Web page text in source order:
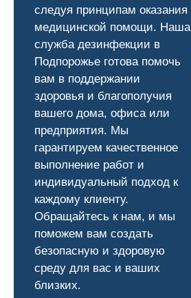
следуя принципам оказания
медицинской помощи. Наша
служба дезинфекции в
Подпорожье готова помочь
вам в поддержании
здоровья и благополучия
вашего дома, офиса или
предприятия. Мы
гарантируем качественное
выполнение работ и
индивидуальный подход к
каждому клиенту.
Обращайтесь к нам, и мы
поможем вам создать
безопасную и здоровую
среду для вас и ваших
близких.